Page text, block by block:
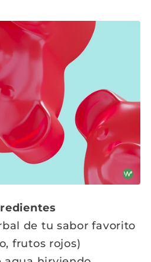
de tu sabor favorito
frutos rojos)